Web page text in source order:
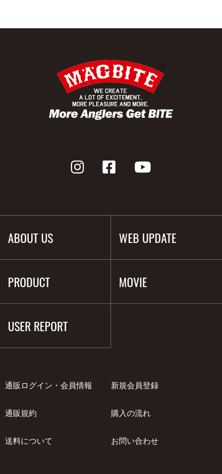
ABOUT US WEB UPDATE
PRODUCT MOVIE
USER REPORT
通販ログイン・会員情報 新規会員登録
通販規約 購入の流れ
送料について お問い合わせ